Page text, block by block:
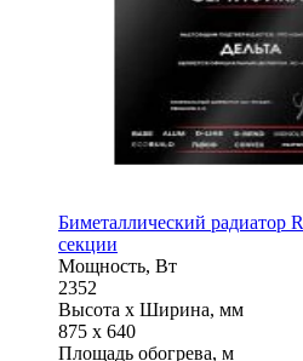
Биметаллический радиатор
секции
Мощность, Вт
2352
Высота x Ширина, мм
875 x 640
Площадь обогрева, м